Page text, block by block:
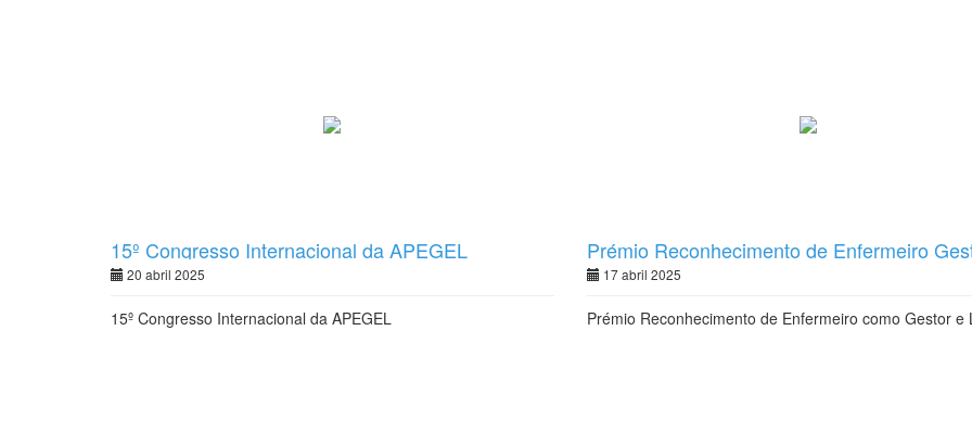
15º Congresso Internacional da APEGEL
20 abril 2025
15º Congresso Internacional da APEGEL
Prémio Reconhecimento de Enfermeiro
Lider
17 abril 2025
Prémio Reconhecimento de Enfermeiro como Gestor e